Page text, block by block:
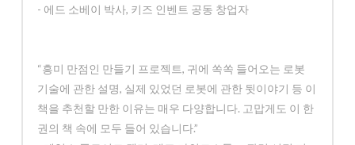
- 에드 소베이 박사, 키즈 인벤트 공동 창업자
“흥미 만점인 만들기 프로젝트, 귀에 쏙쏙 들어오는 로봇
기술에 관한 설명, 실제 있었던 로봇에 관한 뒷이야기 등 이
책을 추천할 만한 이유는 매우 다양합니다. 고맙게도 이 한
권의 책 속에 모두 들어 있습니다.”